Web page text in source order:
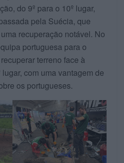
do 9º para o 10º lugar,
pela Suécia, que
recuperação notável. No
portuguesa para o
terreno face à
com uma vantagem de
os portugueses.